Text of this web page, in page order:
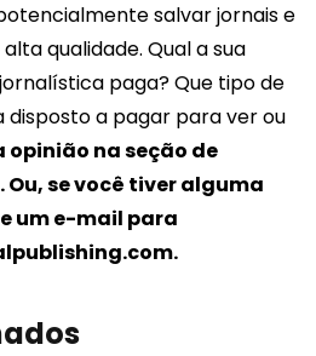
salvar jornais e
qualidade. Qual a sua
paga? Que tipo de
a pagar para ver ou
na seção de
se você tiver alguma
um e-mail para
.